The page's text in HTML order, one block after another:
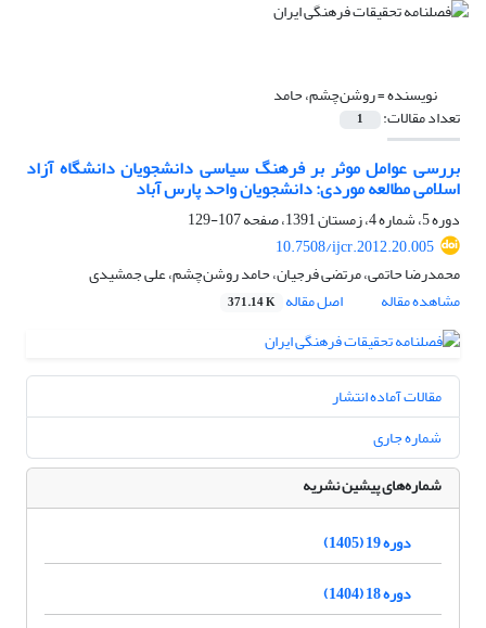
نویسنده =روشن‌چشم، حامد
تعداد مقالات: 1
بررسی عوامل موثر بر فرهنگ سیاسی دانشجویان دانشگاه آزاد
اسلامی مطالعه موردی: دانشجویان واحد پارس آباد
دوره 5، شماره 4، زمستان 1391، صفحه
107-129
10.7508/ijcr.2012.20.005
محمدرضا حاتمی، مرتضی فرجیان، حامد روشن‌چشم، علی جمشیدی
مشاهده مقاله
اصل مقاله 371.14 K
مقالات آماده انتشار
شماره جاری
شماره‌های پیشین نشریه
دوره 19 (1405)
دوره 18 (1404)